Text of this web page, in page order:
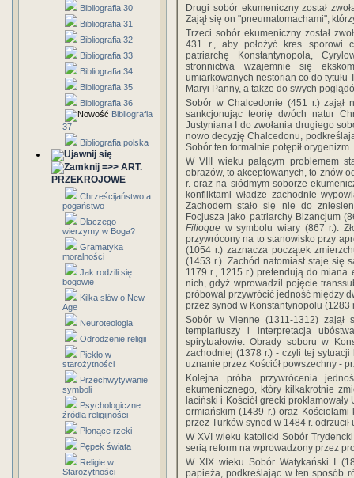
Bibliografia 30
Bibliografia 31
Bibliografia 32
Bibliografia 33
Bibliografia 34
Bibliografia 35
Bibliografia 36
Bibliografia
37
Bibliografia polska
=>> ART.
PRZEKROJOWE
Chrześcijaństwo a
pogaństwo
Dlaczego
wierzymy w Boga?
Gramatyka
moralności
Jak rodzili się
bogowie
Kilka słów o New
Age
Neuroteologia
Odrodzenie religii
Piekło w
starożytności
Przechwytywanie
symboli
Psychologiczne
źródła religijności
Płonące rzeki
Pępek świata
Religie w
Starożytności -
Drugi sobór ekumeniczny został
Zajął się on "pneumatomachami",
Trzeci sobór ekumeniczny został
431 r., aby położyć kres sporowi
patriarchę Konstantynopola,
stronnictwa wzajemnie się
umiarkowanych nestorian co do tytułu
Maryi Panny, a także do swych
Sobór w Chalcedonie (451 r.) zajął
sankcjonując teorię dwóch natur
Justyniana I do zwołania drugiego
nowo decyzję Chalcedonu,
Sobór ten formalnie potępił orygenizm.
W VIII wieku palącym problemem
obrazów, to akceptowanych, to znów
r. oraz na siódmym soborze
konfliktami władze zachodnie
Zachodem stało się nie do
Focjusza jako patriarchy Bizancjum
Filioque w symbolu wiary (867 r.).
przywrócony na to stanowisko przy
(1054 r.) zaznacza początek
(1453 r.). Zachód natomiast staje się
1179 r., 1215 r.) pretendują do miana
nich, gdyż wprowadził pojęcie
próbował przywrócić jedność między
przez synod w Konstantynopolu (1283
Sobór w Vienne (1311-1312) zajął
templariuszy i interpretacja
spirytuałowie. Obrady soboru w
zachodniej (1378 r.) - czyli tej sytuacji
uznanie przez Kościół powszechny -
Kolejna próba przywrócenia
ekumenicznego, który kilkakrotnie
łaciński i Kościół grecki
ormiańskim (1439 r.) oraz
przez Turków synod w 1484 r. odrzucił
W XVI wieku katolicki Sobór
serią reform na wprowadzony przez
W XIX wieku Sobór Watykański I
papieża, podkreślając w ten sposób